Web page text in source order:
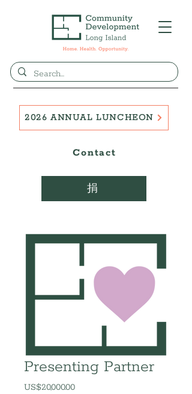
捐
Contact
2026 ANNUAL LUNCHEON
Presenting Partner
US$20,000.00價